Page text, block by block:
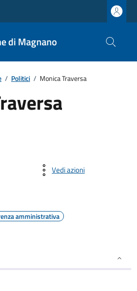
di Magnano
/ Politici / Monica Traversa
Vedi azioni
amministrativa